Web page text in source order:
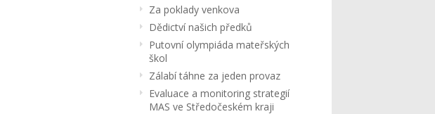
Za poklady venkova
Dědictví našich předků
Putovní olympiáda mateřských
škol
Zálabí táhne za jeden provaz
Evaluace a monitoring strategií
MAS ve Středočeském kraji